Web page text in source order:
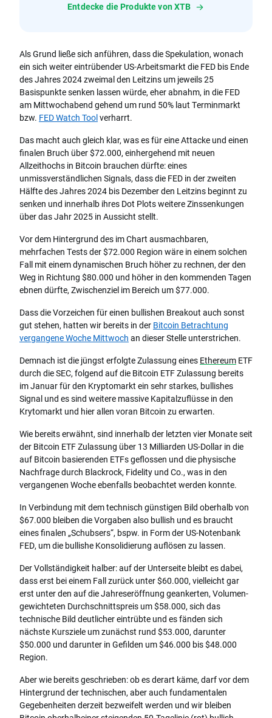
Entdecke die Produkte von XTB
Als Grund ließe sich anführen, dass die Spekulation, wonach
ein sich weiter eintrübender US-Arbeitsmarkt die FED bis Ende
des Jahres 2024 zweimal den Leitzins um jeweils 25
Basispunkte senken lassen würde, eher abnahm, in die FED
am Mittwochabend gehend um rund 50% laut Terminmarkt
bzw. FED Watch Toolverharrt.
Das macht auch gleich klar, was es für eine Attacke und einen
finalen Bruch über $72.000, einhergehend mit neuen
Allzeithochs in Bitcoin brauchen dürfte: eines
unmissverständlichen Signals, dass die FED in der zweiten
Hälfte des Jahres 2024 bis Dezember den Leitzins beginnt zu
senken und innerhalb ihres Dot Plots weitere Zinssenkungen
über das Jahr 2025 in Aussicht stellt.
Vor dem Hintergrund des im Chart ausmachbaren,
mehrfachen Tests der $72.000 Region wäre in einem solchen
Fall mit einem dynamischen Bruch höher zu rechnen, der den
Weg in Richtung $80.000 und höher in den kommenden Tagen
ebnen dürfte, Zwischenziel im Bereich um $77.000.
Dass die Vorzeichen für einen bullishen Breakout auch sonst
gut stehen, hatten wir bereits in der Bitcoin Betrachtung
vergangene Woche Mittwoch an dieser Stelle unterstrichen.
Demnach ist die jüngst erfolgte Zulassung eines Ethereum ETF
durch die SEC, folgend auf die Bitcoin ETF Zulassung bereits
im Januar für den Kryptomarkt ein sehr starkes, bullishes
Signal und es sind weitere massive Kapitalzuflüsse in den
Krytomarkt und hier allen voran Bitcoin zu erwarten.
Wie bereits erwähnt, sind innerhalb der letzten vier Monate seit
der Bitcoin ETF Zulassung über 13 Milliarden US-Dollar in die
auf Bitcoin basierenden ETFs geflossen und die physische
Nachfrage durch Blackrock, Fidelity und Co., was in den
vergangenen Woche ebenfalls beobachtet werden konnte.
In Verbindung mit dem technisch günstigen Bild oberhalb von
$67.000 bleiben die Vorgaben also bullish und es braucht
eines finalen „Schubsers“, bspw. in Form der US-Notenbank
FED, um die bullishe Konsolidierung auflösen zu lassen.
Der Vollständigkeit halber: auf der Unterseite bleibt es dabei,
dass erst bei einem Fall zurück unter $60.000, vielleicht gar
erst unter den auf die Jahreseröffnung geankerten, Volumen-
gewichteten Durchschnittspreis um $58.000, sich das
technische Bild deutlicher eintrübte und es fänden sich
nächste Kursziele um zunächst rund $53.000, darunter
$50.000 und darunter in Gefilden um $46.000 bis $48.000
Region.
Aber wie bereits geschrieben: ob es derart käme, darf vor dem
Hintergrund der technischen, aber auch fundamentalen
Gegebenheiten derzeit bezweifelt werden und wir bleiben